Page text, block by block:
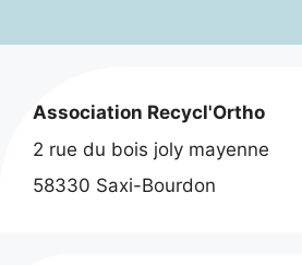
Association Recycl'Ortho
2 rue du bois joly mayenne
58330 Saxi-Bourdon